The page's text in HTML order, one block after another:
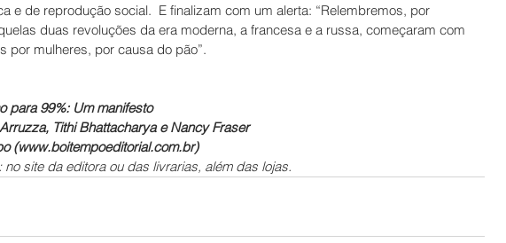
e de reprodução social.  E finalizam com um alerta: “Relembremos, por
duas revoluções da era moderna, a francesa e a russa, começaram com
por mulheres, por causa do pão”.
para 99%: Um manifesto
Tithi Bhattacharya e Nancy Fraser
(www.boitempoeditorial.com.br)
no site da editora ou das livrarias, além das lojas.